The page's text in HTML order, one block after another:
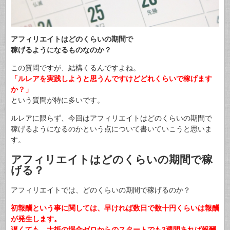
アフィリエイトはどのくらいの期間で
稼げるようになるものなのか？
この質問ですが、結構くるんですよね。
「ルレアを実践しようと思うんですけどどれくらいで稼げます
か？」
という質問が特に多いです。
ルレアに限らず、今回はアフィリエイトはどのくらいの期間で
稼げるようになるのかという点について書いていこうと思いま
す。
アフィリエイトはどのくらいの期間で稼
げる？
アフィリエイトでは、どのくらいの期間で稼げるのか？
初報酬という事に関しては、早ければ数日で数十円くらいは報酬
が発生します。